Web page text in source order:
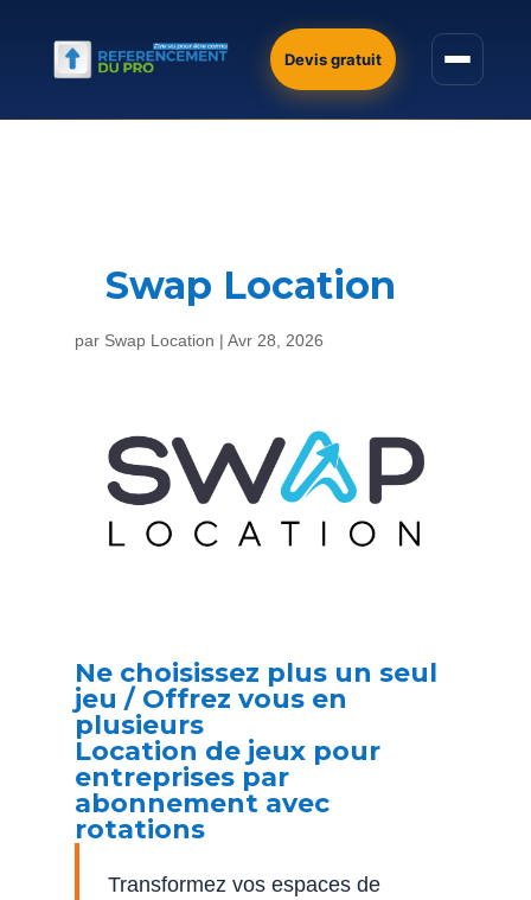
Devis gratuit
Swap Location
par Swap Location | Avr 28, 2026
Ne choisissez plus un seul
jeu / Offrez vous en
plusieurs
Location de jeux pour
entreprises par
abonnement avec
rotations
Transformez vos espaces de